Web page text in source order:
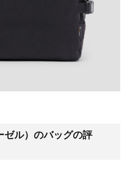
ゼル）のバッグの評